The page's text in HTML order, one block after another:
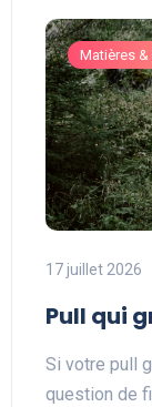
Matières
17 juillet 2026
Pull qui
Si votre pull
question de